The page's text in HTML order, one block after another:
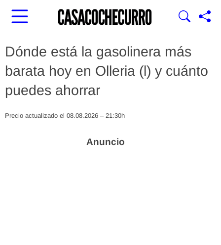
Dónde está la gasolinera más
barata hoy en Olleria (l) y cuánto
puedes ahorrar
Precio actualizado el 08.08.2026 – 21:30h